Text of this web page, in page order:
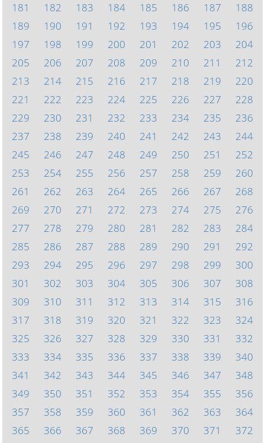
181
182 183 184 185 186 187
188
189
190 191 192 193 194 195
196
197
198 199 200 201 202 203
204
205
206 207 208 209 210 211
212
213
214 215 216 217 218 219
220
221
222 223 224 225 226 227
228
229
230 231 232 233 234 235
236
237
238 239 240 241 242 243
244
245
246 247 248 249 250 251
252
253
254 255 256 257 258 259
260
261
262 263 264 265 266 267
268
269
270 271 272 273 274 275
276
277
278 279 280 281 282 283
284
285
286 287 288 289 290 291
292
293
294 295 296 297 298 299
300
301
302 303 304 305 306 307
308
309
310 311 312 313 314 315
316
317
318 319 320 321 322 323
324
325
326 327 328 329 330 331
332
333
334 335 336 337 338 339
340
341
342 343 344 345 346 347
348
349
350 351 352 353 354 355
356
357
358 359 360 361 362 363
364
365
366 367 368 369 370 371
372